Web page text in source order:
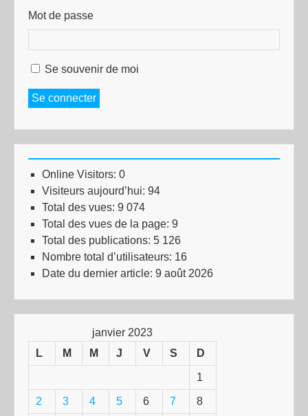
Mot de passe
Se souvenir de moi
Se connecter
Online Visitors: 0
Visiteurs aujourd’hui: 94
Total des vues: 9 074
Total des vues de la page: 9
Total des publications: 5 126
Nombre total d’utilisateurs: 16
Date du dernier article: 9 août 2026
janvier 2023
L
M M J V S D
1
2 3 4 5 6 7 8